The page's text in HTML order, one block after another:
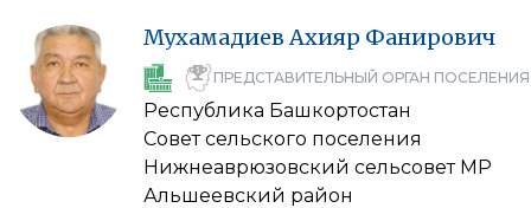
Мухамадиев Ахияр Фанирович
ПРЕДСТАВИТЕЛЬНЫЙ ОРГАН ПОСЕЛЕНИЯ
Республика Башкортостан
Совет сельского поселения
Нижнеаврюзовский сельсовет МР
Альшеевский район